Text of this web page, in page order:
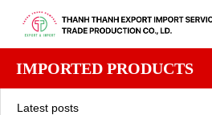
IMPORTED PRODUCTS
Latest posts